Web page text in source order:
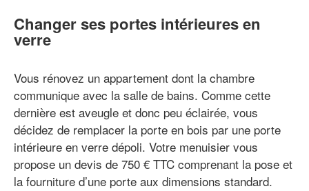
Changer ses portes intérieures en
verre
Vous rénovez un appartement dont la chambre
communique avec la salle de bains. Comme cette
dernière est aveugle et donc peu éclairée, vous
décidez de remplacer la porte en bois par une porte
intérieure en verre dépoli. Votre menuisier vous
propose un devis de 750 € TTC comprenant la pose et
la fourniture d’une porte aux dimensions standard.